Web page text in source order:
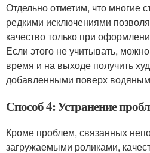
Отдельно отметим, что многие
редкими исключениями
качество только при
Если этого не учитывать,
время и на выходе получить
добавленными поверх
Способ 4: Устранение
Кроме проблем, связанных
загружаемыми роликами,